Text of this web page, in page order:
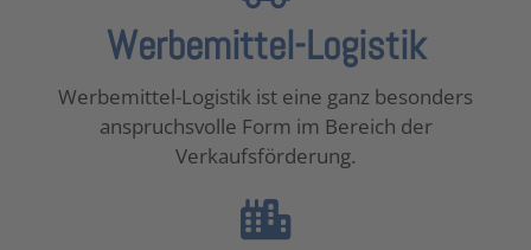
Werbemittel-Logistik
Werbemittel-Logistik ist eine ganz besonders
anspruchsvolle Form im Bereich der
Verkaufsförderung.